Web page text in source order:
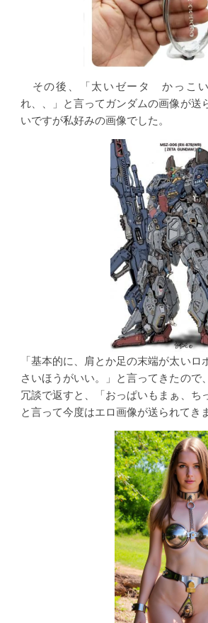
その後、「太いゼータ かっこい
れ、、」と言ってガンダムの画像が送
いですが私好みの画像でした。
「基本的に、肩とか足の末端が太い
さいほうがいい。」と言ってきたので
冗談で返すと、「おっぱいもまぁ、ち
と言って今度はエロ画像が送られてき